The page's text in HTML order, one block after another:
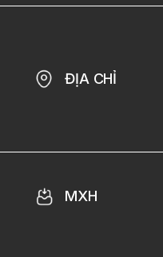
ĐỊA CHỈ
MXH